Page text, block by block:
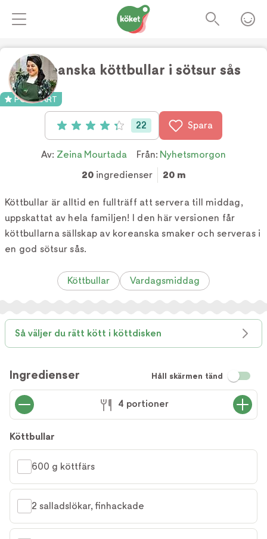
Koreanska köttbullar i sötsur sås
POPULÄRT
Betyg: 4.3 av 5 (22 röster)
22 Spara
Av: Zeina Mourtada Från: Nyhetsmorgon
20 ingredienser 20 m
Köttbullar är alltid en fullträff att servera till middag,
uppskattat av hela familjen! I den här versionen får
köttbullarna sällskap av koreanska smaker och serveras i
en god sötsur sås.
Köttbullar Vardagsmiddag
Så väljer du rätt kött i köttdisken
Ingredienser Håll skärmen tänd
4 portioner
Köttbullar
600 g köttfärs
2 salladslökar, finhackade